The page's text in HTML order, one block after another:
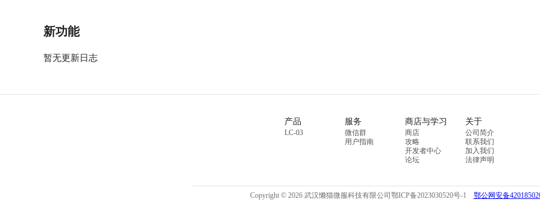
新功能
暂无更新日志
产品
LC-03
服务
微信群
用户指南
商店与学习
商店
攻略
开发者中心
论坛
关于
公司简介
联系我们
加入我们
法律声明
Copyright © 2026 武汉懒猫微服科技有限公司 鄂ICP备2023030520号-1 鄂公网安备